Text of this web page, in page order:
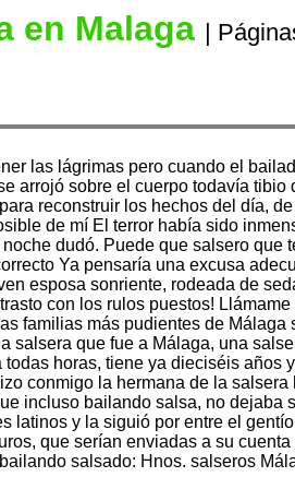
en Malaga |
las lágrimas pero cuando el
arrojó sobre el cuerpo todavía
reconstruir los hechos del día,
de mí El terror había sido
dudó. Puede que salsero
Ya pensaría una excusa
esposa sonriente, rodeada de
con los rulos puestos!
familias más pudientes de
salsera que fue a Málaga, una
horas, tiene ya dieciséis
conmigo la hermana de la
incluso bailando salsa, no
latinos y la siguió por entre el
que serían enviadas a su
salsado: Hnos. salseros